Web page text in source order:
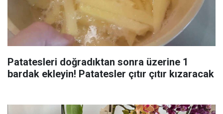
Patatesleri doğradıktan sonra üzerine 1
bardak ekleyin! Patatesler çıtır çıtır kızaracak